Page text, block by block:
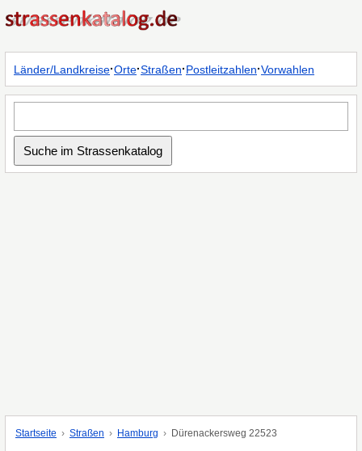
Länder/Landkreise·Orte·Straßen·Postleitzahlen·Vorwahlen
Startseite Straßen Hamburg Dürenackersweg 22523